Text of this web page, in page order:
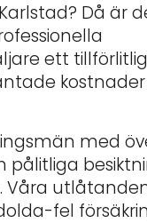
Då är
ett
med
pålitliga
Våra
fel